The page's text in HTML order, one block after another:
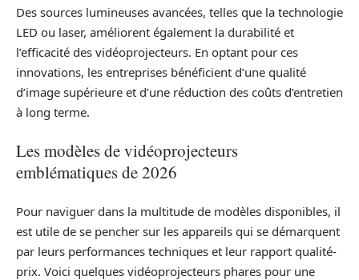
Des sources lumineuses avancées, telles que la technologie
LED ou laser, améliorent également la durabilité et
l’efficacité des vidéoprojecteurs. En optant pour ces
innovations, les entreprises bénéficient d’une qualité
d’image supérieure et d’une réduction des coûts d’entretien
à long terme.
Les modèles de vidéoprojecteurs
emblématiques de 2026
Pour naviguer dans la multitude de modèles disponibles, il
est utile de se pencher sur les appareils qui se démarquent
par leurs performances techniques et leur rapport qualité-
prix. Voici quelques vidéoprojecteurs phares pour une